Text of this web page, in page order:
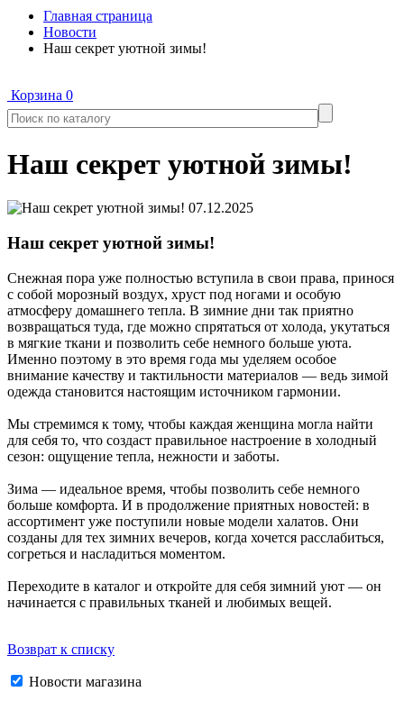
Главная страница
Новости
Наш секрет уютной зимы!
Корзина 0
Наш секрет уютной зимы!
07.12.2025
Наш секрет уютной зимы!
Снежная пора уже полностью вступила в свои права, принося
с собой морозный воздух, хруст под ногами и особую
атмосферу домашнего тепла. В зимние дни так приятно
возвращаться туда, где можно спрятаться от холода, укутаться
в мягкие ткани и позволить себе немного больше уюта.
Именно поэтому в это время года мы уделяем особое
внимание качеству и тактильности материалов — ведь зимой
одежда становится настоящим источником гармонии.
Мы стремимся к тому, чтобы каждая женщина могла найти
для себя то, что создаст правильное настроение в холодный
сезон: ощущение тепла, нежности и заботы.
Зима — идеальное время, чтобы позволить себе немного
больше комфорта. И в продолжение приятных новостей: в
ассортимент уже поступили новые модели халатов. Они
созданы для тех зимних вечеров, когда хочется расслабиться,
согреться и насладиться моментом.
Переходите в каталог и откройте для себя зимний уют — он
начинается с правильных тканей и любимых вещей.
Возврат к списку
Новости магазина